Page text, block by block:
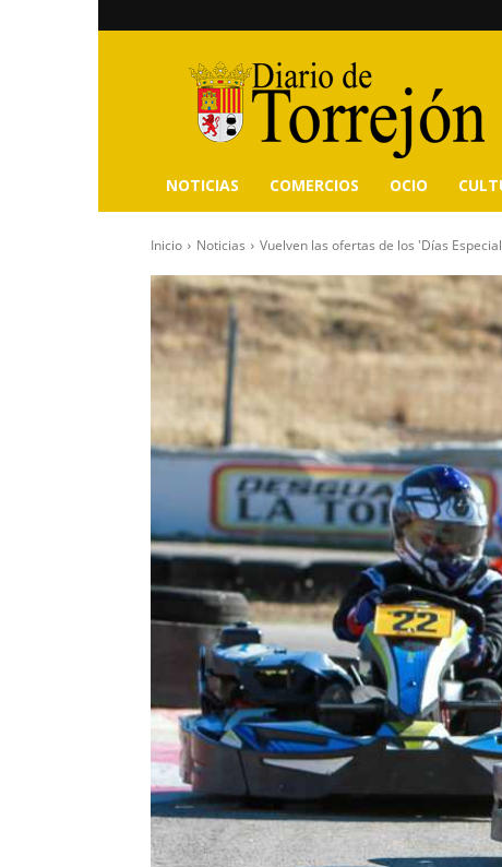
Diario
de
Torrejón
NOTICIAS COMERCIOS OCIO
Inicio Noticias Vuelven las ofertas de los 'Días